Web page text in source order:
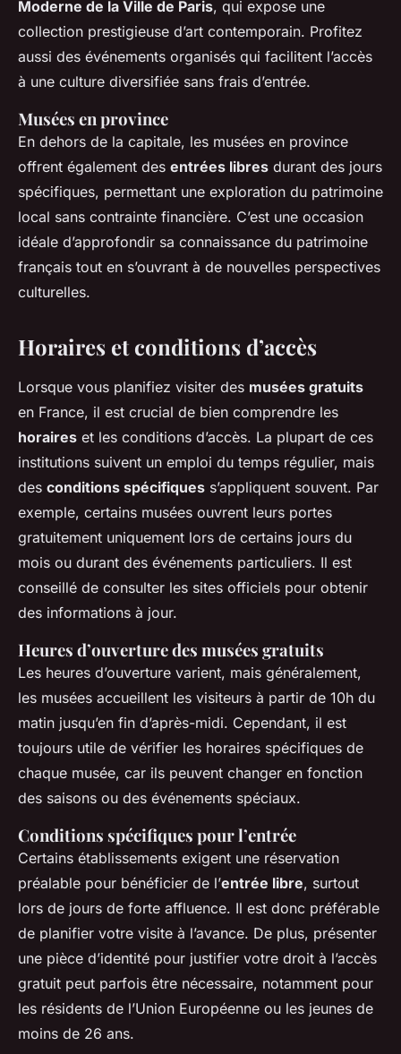
Moderne de la Ville de Paris, qui expose une
collection prestigieuse d’art contemporain. Profitez
aussi des événements organisés qui facilitent l’accès
à une culture diversifiée sans frais d’entrée.
Musées en province
En dehors de la capitale, les musées en province
offrent également des entrées libres durant des jours
spécifiques, permettant une exploration du patrimoine
local sans contrainte financière. C’est une occasion
idéale d’approfondir sa connaissance du patrimoine
français tout en s’ouvrant à de nouvelles perspectives
culturelles.
Horaires et conditions d’accès
Lorsque vous planifiez visiter des musées gratuits
en France, il est crucial de bien comprendre les
horaires et les conditions d’accès. La plupart de ces
institutions suivent un emploi du temps régulier, mais
des conditions spécifiques s’appliquent souvent. Par
exemple, certains musées ouvrent leurs portes
gratuitement uniquement lors de certains jours du
mois ou durant des événements particuliers. Il est
conseillé de consulter les sites officiels pour obtenir
des informations à jour.
Heures d’ouverture des musées gratuits
Les heures d’ouverture varient, mais généralement,
les musées accueillent les visiteurs à partir de 10h du
matin jusqu’en fin d’après-midi. Cependant, il est
toujours utile de vérifier les horaires spécifiques de
chaque musée, car ils peuvent changer en fonction
des saisons ou des événements spéciaux.
Conditions spécifiques pour l’entrée
Certains établissements exigent une réservation
préalable pour bénéficier de l’entrée libre, surtout
lors de jours de forte affluence. Il est donc préférable
de planifier votre visite à l’avance. De plus, présenter
une pièce d’identité pour justifier votre droit à l’accès
gratuit peut parfois être nécessaire, notamment pour
les résidents de l’Union Européenne ou les jeunes de
moins de 26 ans.